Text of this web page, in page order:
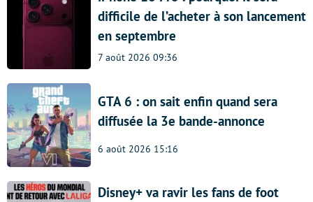
difficile de l’acheter à son lancement
en septembre
7 août 2026 09:36
GTA 6 : on sait enfin quand sera
diffusée la 3e bande-annonce
6 août 2026 15:16
Disney+ va ravir les fans de foot